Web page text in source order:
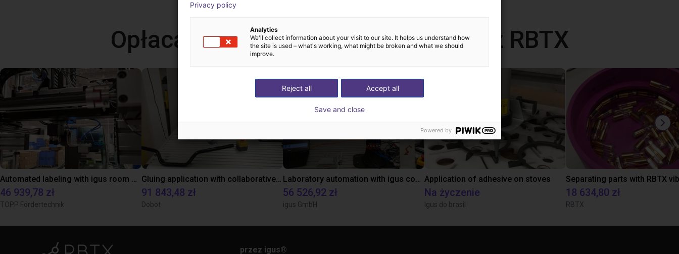
Opłacalne rozwiązania zbudowane z RBTX
Automated labeling with igus room gantry and a cab label printer
46 939,78 zł
TOPP Fördertechnik
Gluing application with collaborative robot
91 843,48 zł
Dobot
Laboratory automation with igus cobot ReBeL 6DOF
56 526,92 zł
igus GmbH
Application of adhesive on stoves
Na życzenie
Igus do brasil
18 634,80 zł
RBTX
przez igus®
Privacy policy
Analytics
We'll collect information about your visit to our site. It helps us understand how
the site is used – what's working, what might be broken and what we should
improve.
Accept all
Reject all
Save and close
Powered by